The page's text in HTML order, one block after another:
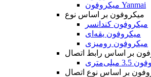
میکروفون Yanmai
میکروفون بر اساس نوع
میکروفون کندانسر
میکروفون یقه‌ای
میکروفون رومیزی
بر اساس رابط اتصال
میلی‌متری
بر اساس نوع اتصال